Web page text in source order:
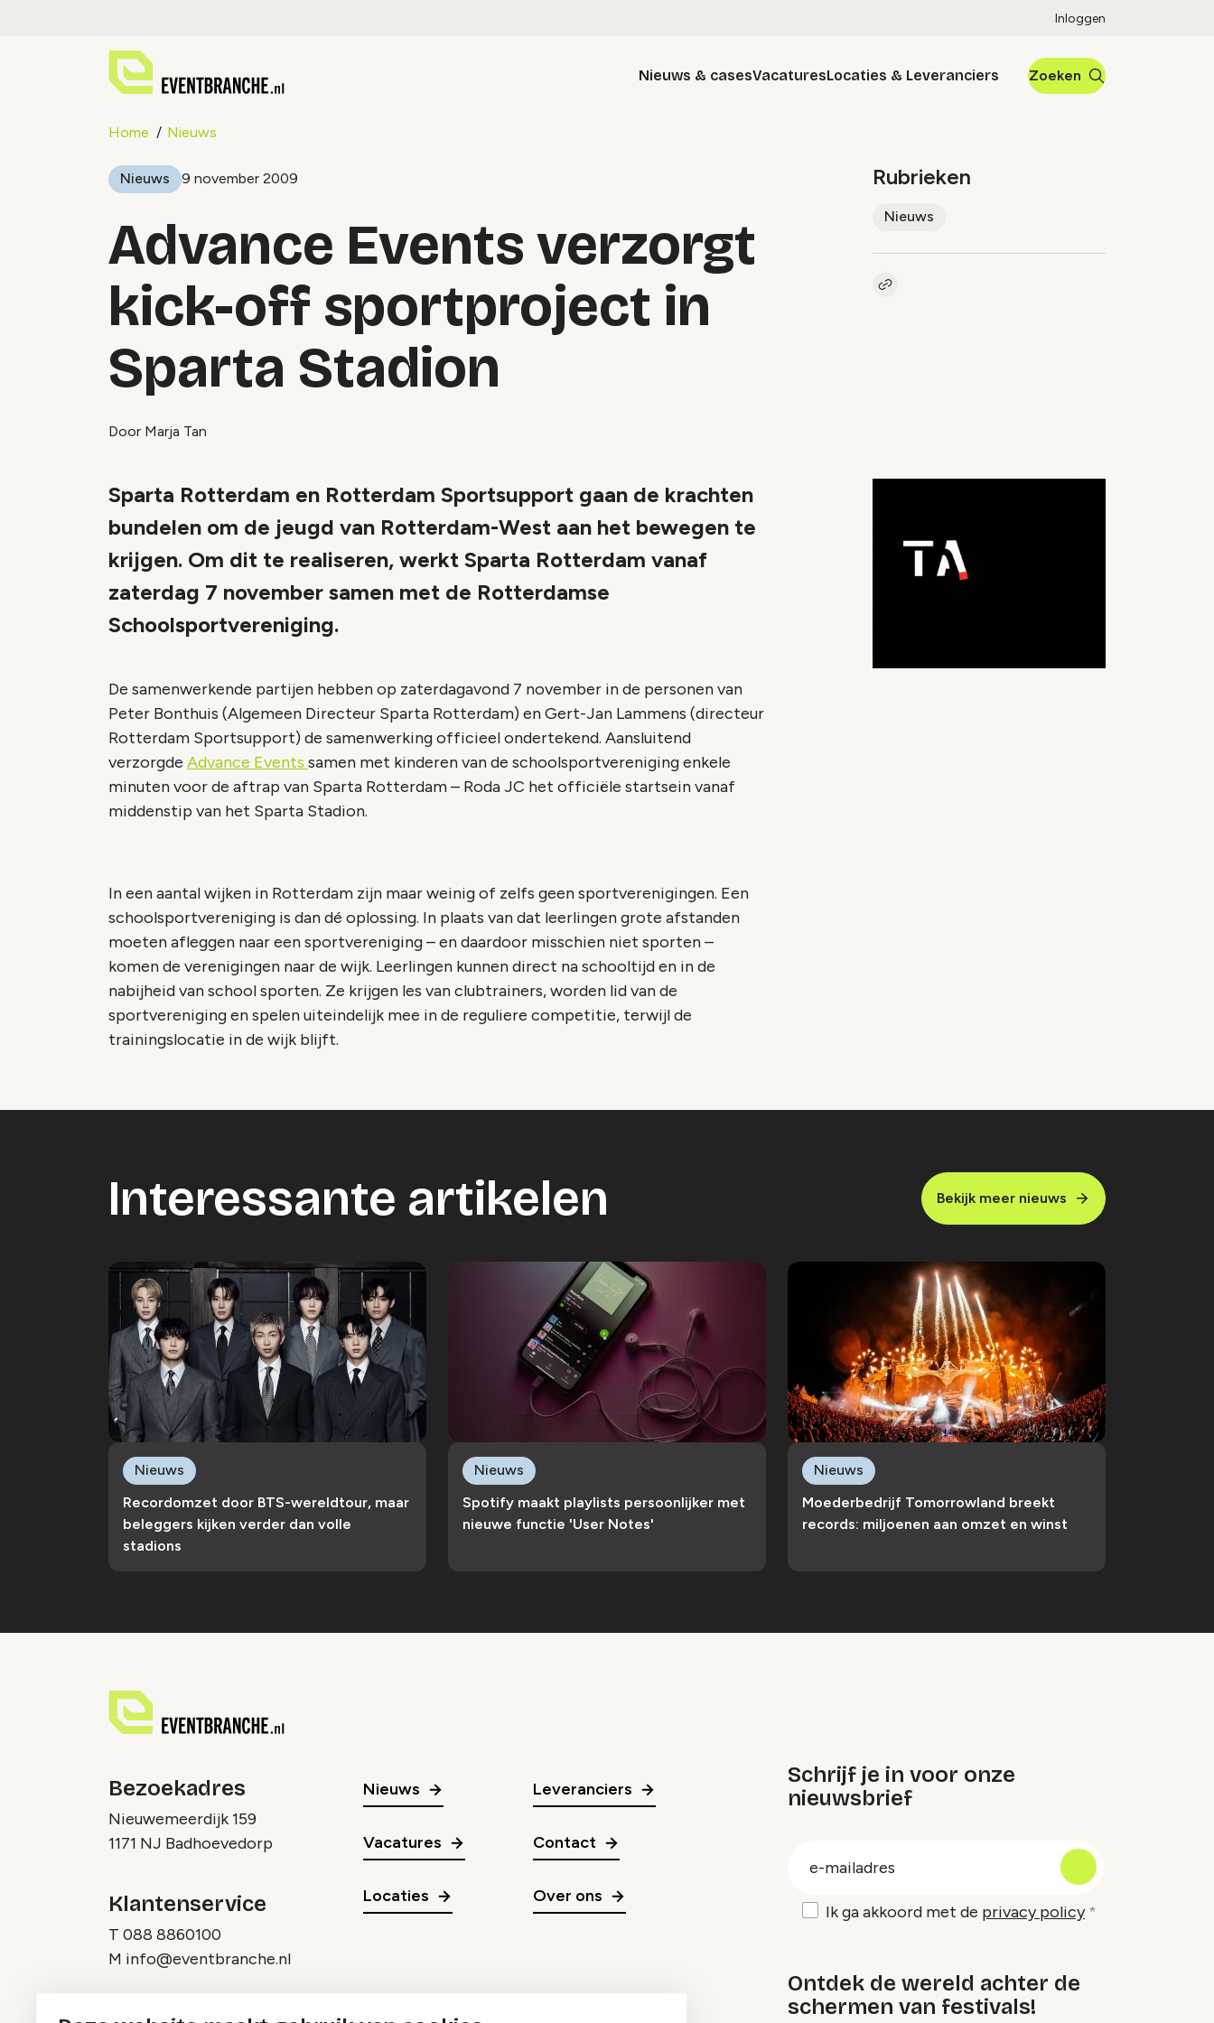
Inloggen
Nieuws & casesVacaturesLocaties & Leveranciers Zoeken
Home Nieuws
Nieuws 9 november 2009
Advance Events verzorgt
kick-off sportproject in
Sparta Stadion
Door Marja Tan
Rubrieken
Nieuws
Kopieer link naar artikel
Sparta Rotterdam en Rotterdam Sportsupport gaan de krachten
bundelen om de jeugd van Rotterdam-West aan het bewegen te
krijgen. Om dit te realiseren, werkt Sparta Rotterdam vanaf
zaterdag 7 november samen met de Rotterdamse
Schoolsportvereniging.
De samenwerkende partijen hebben op zaterdagavond 7 november in de personen van
Peter Bonthuis (Algemeen Directeur Sparta Rotterdam) en Gert-Jan Lammens (directeur
Rotterdam Sportsupport) de samenwerking officieel ondertekend. Aansluitend
verzorgde Advance Events samen met kinderen van de schoolsportvereniging enkele
minuten voor de aftrap van Sparta Rotterdam – Roda JC het officiële startsein vanaf
middenstip van het Sparta Stadion.
In een aantal wijken in Rotterdam zijn maar weinig of zelfs geen sportverenigingen. Een
schoolsportvereniging is dan dé oplossing. In plaats van dat leerlingen grote afstanden
moeten afleggen naar een sportvereniging – en daardoor misschien niet sporten –
komen de verenigingen naar de wijk. Leerlingen kunnen direct na schooltijd en in de
nabijheid van school sporten. Ze krijgen les van clubtrainers, worden lid van de
sportvereniging en spelen uiteindelijk mee in de reguliere competitie, terwijl de
trainingslocatie in de wijk blijft.
Interessante artikelen Bekijk meer nieuws
Recordomzet door BTS-wereldtour, maar
beleggers kijken verder dan volle
stadions
Nieuws
Spotify maakt playlists persoonlijker met
nieuwe functie 'User Notes'
Nieuws
Moederbedrijf Tomorrowland breekt
records: miljoenen aan omzet en winst
Nieuws
Bezoekadres
Nieuwemeerdijk 159
1171 NJ Badhoevedorp
Klantenservice
T 088 8860100
M info@eventbranche.nl
Nieuws
Vacatures
Locaties
Leveranciers
Contact
Over ons
Schrijf je in voor onze
nieuwsbrief
Ik ga akkoord met de privacy policy
Ontdek de wereld achter de
schermen van festivals!